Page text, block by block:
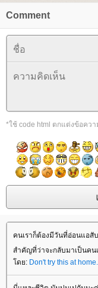
Comment
*ใช้ code html ตกแต่งข้อคว
คนเราก็ต้องมีวันที่อ่อนแอสั
สำคัญที่ว่าจะกลับมาเป็นคน
ดย: Don't try this at home.